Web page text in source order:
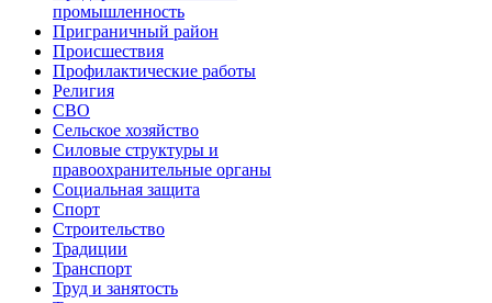
промышленность
Приграничный район
Происшествия
Профилактические работы
Религия
СВО
Сельское хозяйство
Силовые структуры и
правоохранительные органы
Социальная защита
Спорт
Строительство
Традиции
Транспорт
Труд и занятость